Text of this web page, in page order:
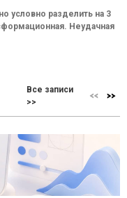
условно разделить на 3
Неудачная
Все записи
>>